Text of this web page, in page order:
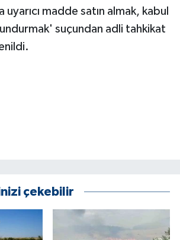
madde satın almak, kabul
suçundan adli tahkikat
çekebilir